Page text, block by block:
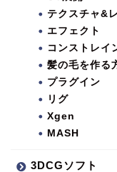
テクスチャ&
エフェクト
コンストレイ
髪の毛を作る
プラグイン
リグ
Xgen
MASH
3DCGソフト